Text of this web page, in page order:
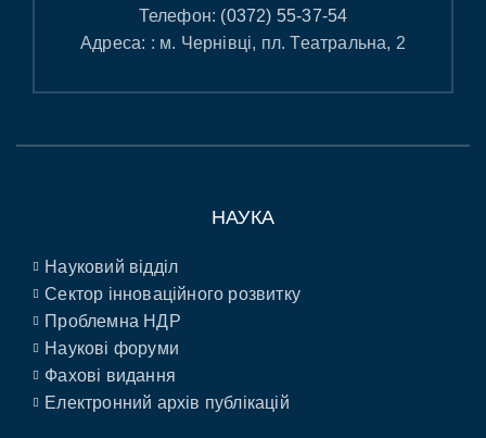
Телефон: (0372) 55-37-54
Адреса: : м. Чернівці, пл. Театральна, 2
НАУКА
Науковий відділ
Сектор інноваційного розвитку
Проблемна НДР
Наукові форуми
Фахові видання
Електронний архів публікацій